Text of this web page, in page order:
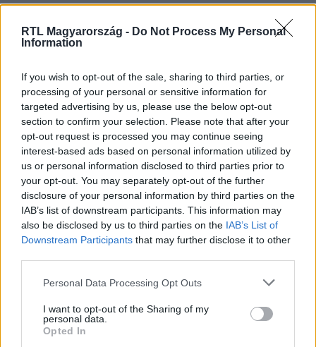
RTL Magyarország - Do Not Process My Personal
Information
If you wish to opt-out of the sale, sharing to third parties, or
processing of your personal or sensitive information for
targeted advertising by us, please use the below opt-out
section to confirm your selection. Please note that after your
opt-out request is processed you may continue seeing
interest-based ads based on personal information utilized by
us or personal information disclosed to third parties prior to
your opt-out. You may separately opt-out of the further
disclosure of your personal information by third parties on the
IAB’s list of downstream participants. This information may
also be disclosed by us to third parties on the IAB’s List of
Downstream Participants that may further disclose it to other
Please note that this website/app uses one or more Google
not limited to your visit or usage behaviour. You may click to
grant or deny consent to Google and its third-party tags to
use your data for below specified purposes in below Google
Personal Data Processing Opt Outs
I want to opt-out of the Sharing of my
personal data.
Opted In
Kövess minket, és értesülj a friss hírekről a
Facebookon is!
Követem
#HÚSVÉT # TAVASZI NAPÉJEGYENLŐSÉG TELIHOLD
#KERESZTÉNYSÉG #IDŐSZÁMÍTÁS
ORTODOX EGYHÁZ #EGYHÁZ